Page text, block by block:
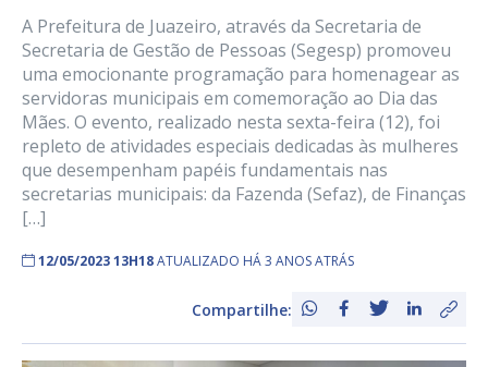
A Prefeitura de Juazeiro, através da Secretaria de
Secretaria de Gestão de Pessoas (Segesp) promoveu
uma emocionante programação para homenagear as
servidoras municipais em comemoração ao Dia das
Mães. O evento, realizado nesta sexta-feira (12), foi
repleto de atividades especiais dedicadas às mulheres
que desempenham papéis fundamentais nas
secretarias municipais: da Fazenda (Sefaz), de Finanças
[…]
12/05/2023 13H18ATUALIZADO HÁ 3 ANOS ATRÁS
Compartilhe: